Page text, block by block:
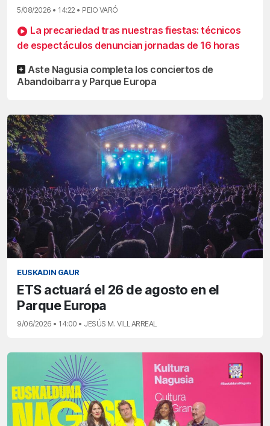
5/08/2026 • 14:22 • PEIO VARÓ
La precariedad tras nuestras fiestas: técnicos
de espectáculos denuncian jornadas de 16 horas
Aste Nagusia completa los conciertos de
Abandoibarra y Parque Europa
EUSKADIN GAUR
ETS actuará el 26 de agosto en el
Parque Europa
9/06/2026 • 14:00 • JESÚS M. VILLARREAL